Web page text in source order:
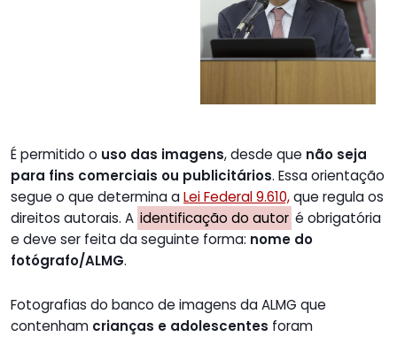
É permitido o uso das imagens, desde que não seja
para fins comerciais ou publicitários. Essa orientação
segue o que determina aLei Federal 9.610,que regula os
direitos autorais. A identificação do autor é obrigatória
e deve ser feita da seguinte forma: nome do
fotógrafo/ALMG.
Fotografias do banco de imagens da ALMG que
contenham crianças e adolescentes foram